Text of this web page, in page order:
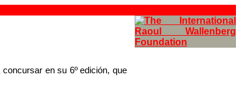
en su 6º edición, que